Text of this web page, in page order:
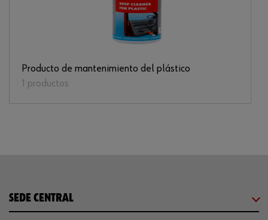
Producto de mantenimiento del plástico
1 productos
SEDE CENTRAL